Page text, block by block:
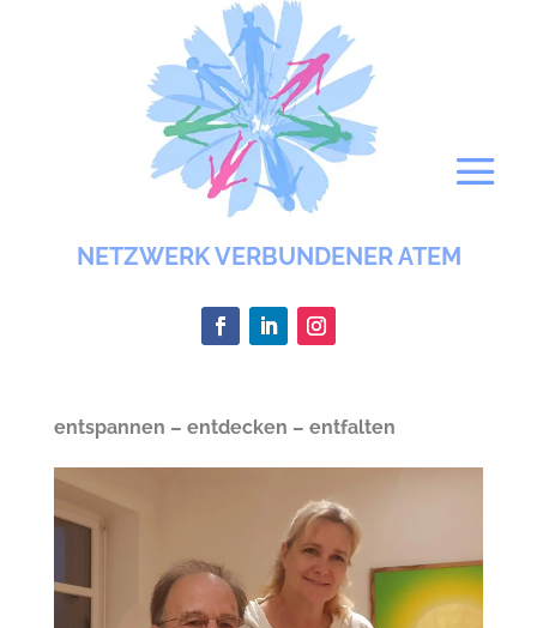
NETZWERK VERBUNDENER ATEM
entspannen – entdecken – entfalten